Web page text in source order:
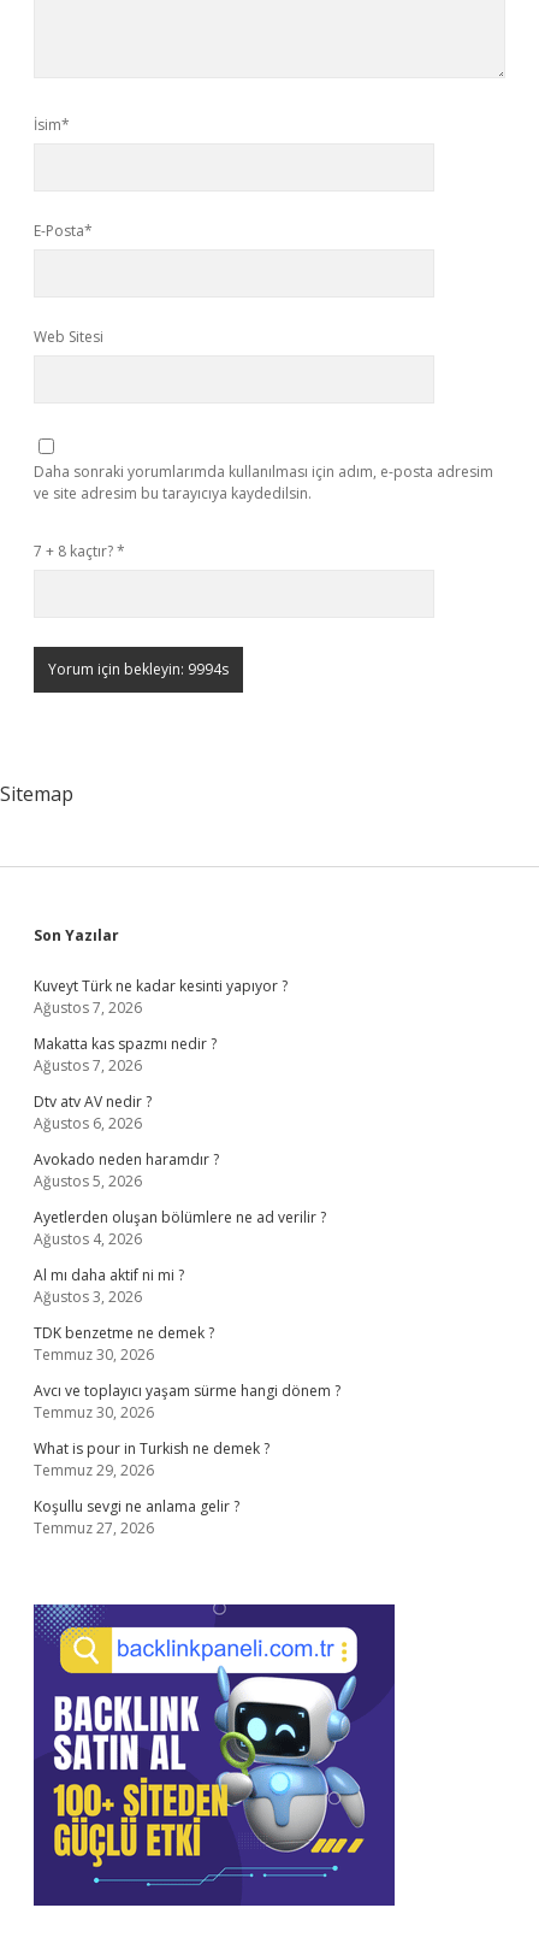
İsim*
E-Posta*
Web Sitesi
Daha sonraki yorumlarımda kullanılması için adım, e-posta adresim
ve site adresim bu tarayıcıya kaydedilsin.
7 + 8 kaçtır?*
Sitemap
Sidebar
Son Yazılar
Kuveyt Türk ne kadar kesinti yapıyor ?
Ağustos 7, 2026
Makatta kas spazmı nedir ?
Ağustos 7, 2026
Dtv atv AV nedir ?
Ağustos 6, 2026
Avokado neden haramdır ?
Ağustos 5, 2026
Ayetlerden oluşan bölümlere ne ad verilir ?
Ağustos 4, 2026
Al mı daha aktif ni mi ?
Ağustos 3, 2026
TDK benzetme ne demek ?
Temmuz 30, 2026
Avcı ve toplayıcı yaşam sürme hangi dönem ?
Temmuz 30, 2026
What is pour in Turkish ne demek ?
Temmuz 29, 2026
Koşullu sevgi ne anlama gelir ?
Temmuz 27, 2026